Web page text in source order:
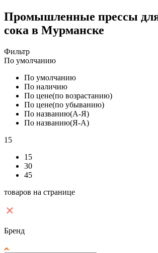
Промышленные прессы
сока в Мурманске
Фильтр
По умолчанию
По умолчанию
По наличию
По цене(по возрастанию)
По цене(по убыванию)
По названию(А-Я)
По названию(Я-А)
15
15
30
45
товаров на странице
Бренд